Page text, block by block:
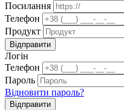
Посилання
Телефон
Продукт
Відправити
Логін
Телефон
Пароль
Відновити пароль?
Відправити